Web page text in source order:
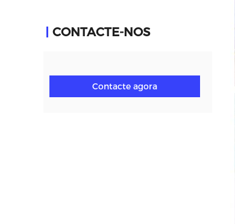
CONTACTE-NOS
Contacte agora